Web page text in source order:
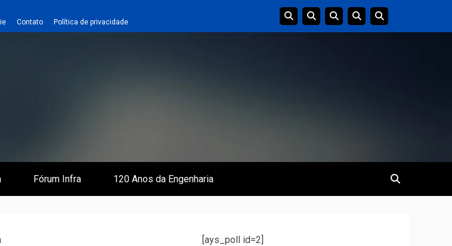
Contato Política de privacidade
Fórum Infra 120 Anos da Engenharia
[ays_poll id=2]